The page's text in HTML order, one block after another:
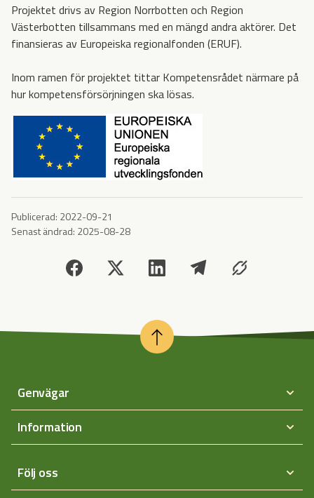
Projektet drivs av Region Norrbotten och Region
Västerbotten tillsammans med en mängd andra aktörer. Det
finansieras av Europeiska regionalfonden (ERUF).
Inom ramen för projektet tittar Kompetensrådet närmare på
hur kompetensförsörjningen ska lösas.
Publicerad: 2022-09-21
Senast ändrad: 2025-08-28
Genvägar
Information
Följ oss